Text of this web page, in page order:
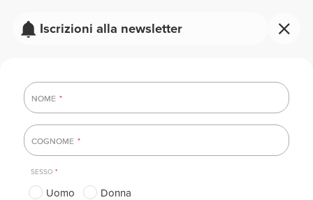
Iscrizioni alla newsletter
NOME *
NOME
COGNOME *
COGNOME
SESSO*
Uomo Donna